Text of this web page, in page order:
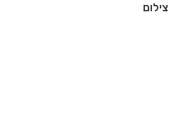
צילום